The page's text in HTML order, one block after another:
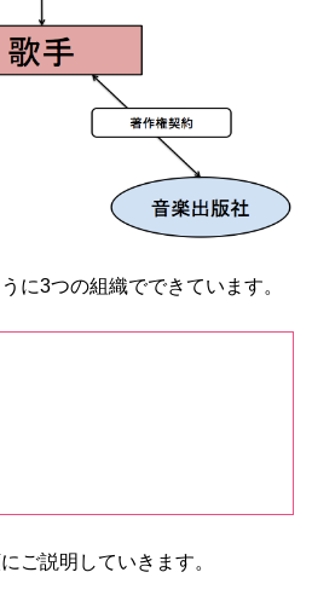
に3つの組織でできています。
ご説明していきます。